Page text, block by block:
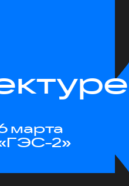
марта
2»